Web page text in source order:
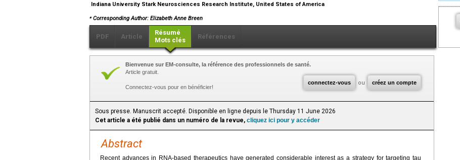
Indiana University Stark Neurosciences Research Institute, United States of America
⁎Corresponding Author: Elizabeth Anne Breen
PDF Article
Résumé
Mots clés
Références
connectez-vous ou créez un compte
Bienvenue sur EM-consulte, la référence des professionnels de santé.
Article gratuit.
Connectez-vous pour en bénéficier!
Sous presse. Manuscrit accepté. Disponible en ligne depuis le Thursday 11 June 2026
Cet article a été publié dans un numéro de la revue, cliquez ici pour y accéder
Abstract
Recent advances in RNA-based therapeutics have generated considerable interest as a strategy for targeting tau